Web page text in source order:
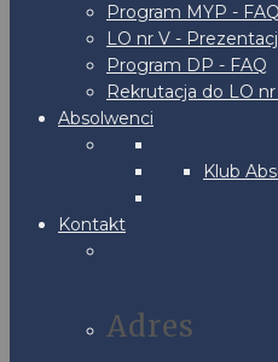
Program MYP - FAQ
LO nr V -
Program DP - FAQ
Rekrutacja do LO
Absolwenci
Klub
Kontakt
Adres